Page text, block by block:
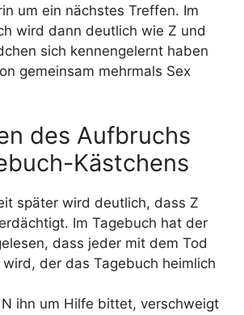
um ein nächstes Treffen. Im
wird dann deutlich wie Z und
sich kennengelernt haben
gemeinsam mehrmals Sex
des Aufbruchs
Kästchens
später wird deutlich, dass Z
Im Tagebuch hat der
dass jeder mit dem Tod
der das Tagebuch heimlich
ihn um Hilfe bittet, verschweigt